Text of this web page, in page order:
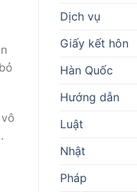
Dịch vụ
Giấy kết hôn
Hàn Quốc
Hướng dẫn
Luật
Nhật
Pháp